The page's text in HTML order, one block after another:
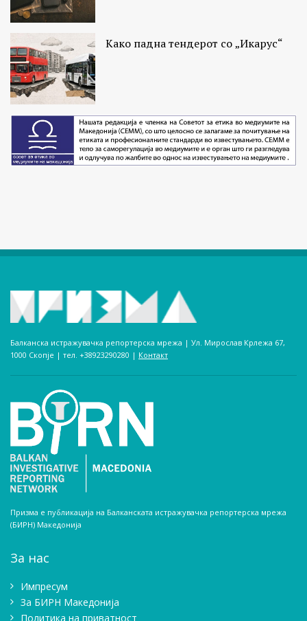
Како падна тендерот со „Икарус“
Балканска истражувачка репортерска мрежа | Ул. Мирослав Крлежа 67,
1000 Скопје | тел. +38923290280­ | Контакт
Призма е публикација на Балканската истражувачка репортерска мрежа
(БИРН) Македонија
За нас
Импресум
Зa БИРН Македонија
Политика на приватност